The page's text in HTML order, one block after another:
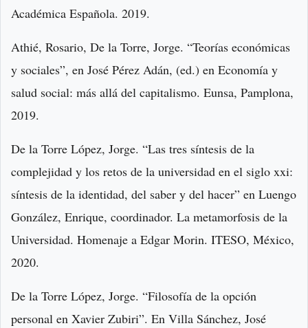
Académica Española. 2019.
Athié, Rosario, De la Torre, Jorge. “Teorías económicas
y sociales”, en José Pérez Adán, (ed.) en Economía y
salud social: más allá del capitalismo. Eunsa, Pamplona,
2019.
De la Torre López, Jorge. “Las tres síntesis de la
complejidad y los retos de la universidad en el siglo xxi:
síntesis de la identidad, del saber y del hacer” en Luengo
González, Enrique, coordinador. La metamorfosis de la
Universidad. Homenaje a Edgar Morin. ITESO, México,
2020.
De la Torre López, Jorge. “Filosofía de la opción
personal en Xavier Zubiri”. En Villa Sánchez, José